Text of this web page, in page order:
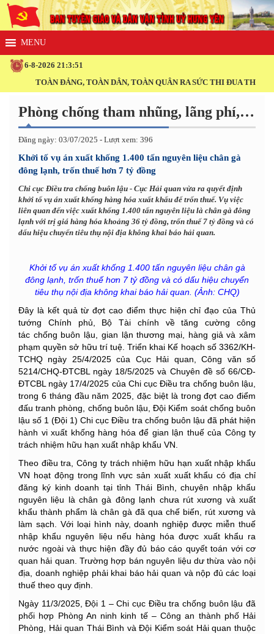
6-8-2026 21:3:51
TOÀN ĐẢNG, TOÀN DÂN, TOÀN QUÂN RA SỨC THI ĐUA THỰC
Phòng chống tham nhũng, lãng phí, tiêu cực
Đăng ngày: 03/07/2025 - Lượt xem: 396
Khởi tố vụ án xuất khống 1.400 tấn nguyên liệu chân gà
đông lạnh, trốn thuế hơn 7 tỷ đồng
Chi cục Điều tra chống buôn lậu - Cục Hải quan vừa ra quyết định
khởi tố vụ án xuất khống hàng hóa xuất khẩu để trốn thuế. Vụ việc
liên quan đến việc xuất khống 1.400 tấn nguyên liệu là chân gà đông
lạnh với trị giá hàng hóa khoảng 36 tỷ đồng, trốn thuế 7 tỷ đồng và có
dấu hiệu chuyển tiêu thụ nội địa không khai báo hải quan.
Khởi tố vụ án xuất khống 1.400 tấn nguyên liệu chân gà
đông lạnh, trốn thuế hơn 7 tỷ đồng và có dấu hiệu chuyển
tiêu thụ nội địa không khai báo hải quan. (Ảnh: CHQ)
Đây là kết quả từ đợt cao điểm thực hiện chỉ đạo của Thủ
tướng Chính phủ, Bộ Tài chính về tăng cường công
tác chống buôn lậu, gian lận thương mại, hàng giả và xâm
phạm quyền sở hữu trí tuệ. Triển khai Kế hoạch số 3362/KH-
TCHQ ngày 25/4/2025 của Cục Hải quan, Công văn số
5214/CHQ-ĐTCBL ngày 18/5/2025 và Chuyên đề số 66/CĐ-
ĐTCBL ngày 17/4/2025 của Chi cục Điều tra chống buôn lậu,
trong 6 tháng đầu năm 2025, đặc biệt là trong đợt cao điểm
đấu tranh phòng, chống buôn lậu, Đội Kiểm soát chống buôn
lậu số 1 (Đội 1) Chi cục Điều tra chống buôn lậu đã phát hiện
hành vi xuất khống hàng hóa để gian lận thuế của Công ty
trách nhiệm hữu hạn xuất nhập khẩu VN.
Theo điều tra, Công ty trách nhiệm hữu hạn xuất nhập khẩu
VN hoạt động trong lĩnh vực sản xuất xuất khẩu có địa chỉ
đăng ký kinh doanh tại tỉnh Thái Bình, chuyên nhập khẩu
nguyên liệu là chân gà đông lạnh chưa rút xương và xuất
khẩu thành phẩm là chân gà đã qua chế biến, rút xương và
làm sạch. Với loại hình này, doanh nghiệp được miễn thuế
nhập khẩu nguyên liệu nếu hàng hóa được xuất khẩu ra
nước ngoài và thực hiện đầy đủ báo cáo quyết toán với cơ
quan hải quan. Trường hợp bán nguyên liệu dư thừa vào nội
địa, doanh nghiệp phải khai báo hải quan và nộp đủ các loại
thuế theo quy định.
Ngày 11/3/2025, Đội 1 – Chi cục Điều tra chống buôn lậu đã
phối hợp Phòng An ninh kinh tế – Công an thành phố Hải
Phòng, Hải quan Thái Bình và Đội Kiểm soát Hải quan thuộc